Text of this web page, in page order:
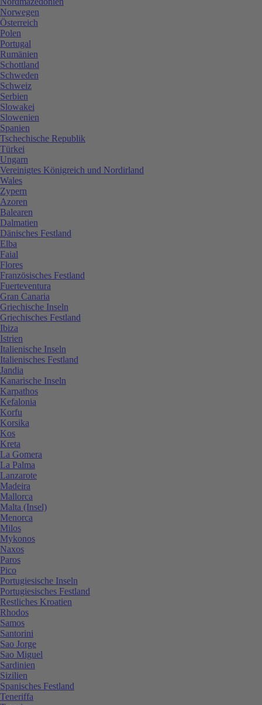
Norwegen
Österreich
Polen
Portugal
Rumänien
Schottland
Schweden
Schweiz
Serbien
Slowakei
Slowenien
Spanien
Tschechische Republik
Türkei
Ungarn
Vereinigtes Königreich und Nordirland
Wales
Zypern
Azoren
Balearen
Dalmatien
Dänisches Festland
Elba
Faial
Flores
Französisches Festland
Fuerteventura
Gran Canaria
Griechische Inseln
Griechisches Festland
Ibiza
Istrien
Italienische Inseln
Italienisches Festland
Jandia
Kanarische Inseln
Karpathos
Kefalonia
Korfu
Korsika
Kos
Kreta
La Gomera
La Palma
Lanzarote
Madeira
Mallorca
Malta (Insel)
Menorca
Milos
Mykonos
Naxos
Paros
Pico
Portugiesische Inseln
Portugiesisches Festland
Restliches Kroatien
Rhodos
Samos
Santorini
Sao Jorge
Sao Miguel
Sardinien
Sizilien
Spanisches Festland
Teneriffa